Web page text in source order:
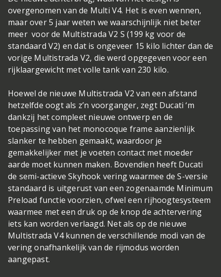
overgenomen van de Multi V4. Het is even wennen,
maar over 5 jaar weten we waarschijnlijk niet beter
meer voor de Multistrada V2 S (199 kg voor de
standaard V2) en dat is ongeveer 15 kilo lichter dan de
vorige Multistrada V2, die werd opgegeven voor een
rijklaargewicht met volle tank van 230 kilo.
Hoewel de nieuwe Multistrada V2 van een afstand
hetzelfde oogt als z’n voorganger, zegt Ducati ‘m
dankzij het compleet nieuwe ontwerp en de
toepassing van het monocoque frame aanzienlijk
slanker te hebben gemaakt, waardoor je
gemakkelijker met je voeten contact met moeder
aarde moet kunnen maken. Bovendien heeft Ducati
de semi-actieve Skyhook vering waarmee de S-versie
standaard is uitgerust van een zogenaamde Minimum
Preload functie voorzien, ofwel een rijhoogtesysteem
waarmee met een druk op de knop de achtervering
iets kan worden verlaagd. Net als op de nieuwe
Multistrada V4 kunnen de verschillende modi van de
vering onafhankelijk van de rijmodus worden
aangepast.